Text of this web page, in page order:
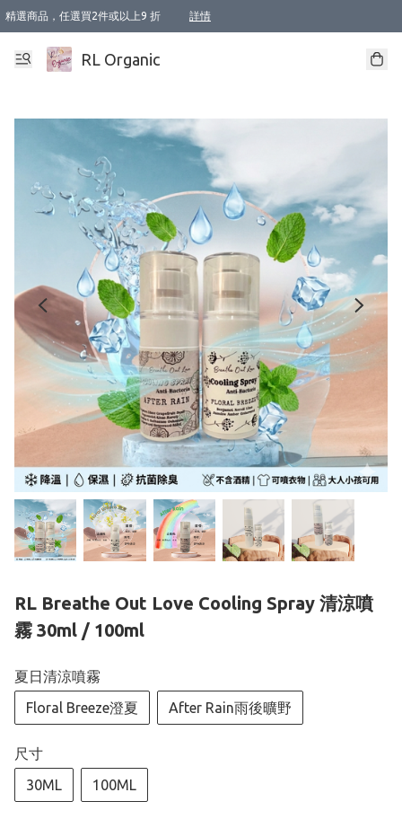
精選商品，任選買2件或以上9 折 詳情
XI周年優惠【新品自由選2件88折/3件85折】
XI周年優惠【Chakra 脈輪平衡自由選2件9折/3件85折/5件8折】
Florame 肌底自由選 2支9折 3支85折
XI周年優惠【蟲蟲退散 · 防衛結界﹞系列2件9折】
Sunki 任選2件95折
BIOFFICINA TOSCANA 任選2支9折 3支85折
Lamav 任選1件9折 2件85折
Mukti Organics 指定產品任選1件9折, 2件88折 3件85折
Intelligent Nutrients Skincare 任選2件9折
deodorant 任選2件88折
化妝品 任選2件95折
XI周年優惠【身心靈單品 任選2件9折/3件85折/5件8折】
XI周年優惠 【精油/香水 任選2件9折/3件85折/5件8折】
XI周年優惠【「關節到肌膚」全效養護 BODY OIL 組2件88折/3件85折】
XI周年優惠【夏日有機物理防曬套裝2件88折】
XI周年優惠【夏日潔面隨意選2件88折/3件85折】
XI周年優惠【逆齡奇蹟抗氧 11 自由選2件88折/3件85折/4件或以上8折】
新會員首次購物即享全單 95 折優惠！
成為VIP / VVIP 可享有生日月現金扣減獎賞優惠 !! 記得去賬户資料填上生日日期啦 !
選用順豐速運，滿$500 免運費
本地速遞 京東 送住宅/ 工商地址 $400 免運費
澳門訂單選用順豐速運，滿$800 免運費
RL Organic
RL Breathe Out Love Cooling Spray 清涼噴
霧 30ml / 100ml
夏日清涼噴霧
Floral Breeze澄夏
After Rain雨後曠野
尺寸
30ML
100ML